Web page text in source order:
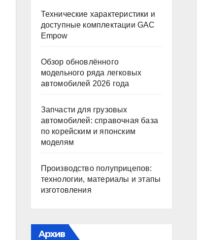
Технические характеристики и
доступные комплектации GAC
Empow
Обзор обновлённого
модельного ряда легковых
автомобилей 2026 года
Запчасти для грузовых
автомобилей: справочная база
по корейским и японским
моделям
Производство полуприцепов:
технологии, материалы и этапы
изготовления
Архив